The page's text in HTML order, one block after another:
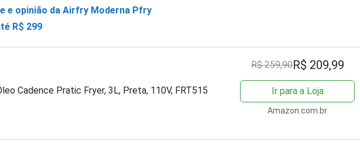
e opinião da Airfry Moderna Pfry
R$ 299
Cadence Pratic Fryer, 3L, Preta, 110V, FRT515
R$ 259,90R$ 209,99
Ir para a Loja
Amazon.com.br